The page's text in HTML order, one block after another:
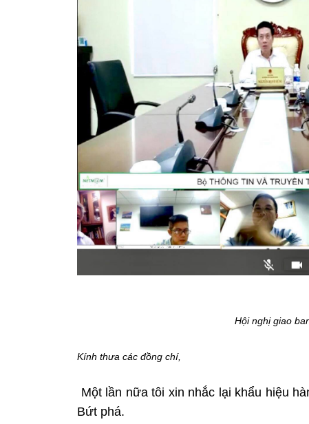
Hội nghị giao
Kính thưa các đồng chí,
Một lần nữa tôi xin nhắc lại khẩu hiệu
Bứt phá.